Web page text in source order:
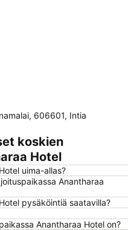
606601, Intia
koskien
Hotel
uima-allas?
Anantharaa
pysäköintiä saatavilla?
Anantharaa Hotel on?